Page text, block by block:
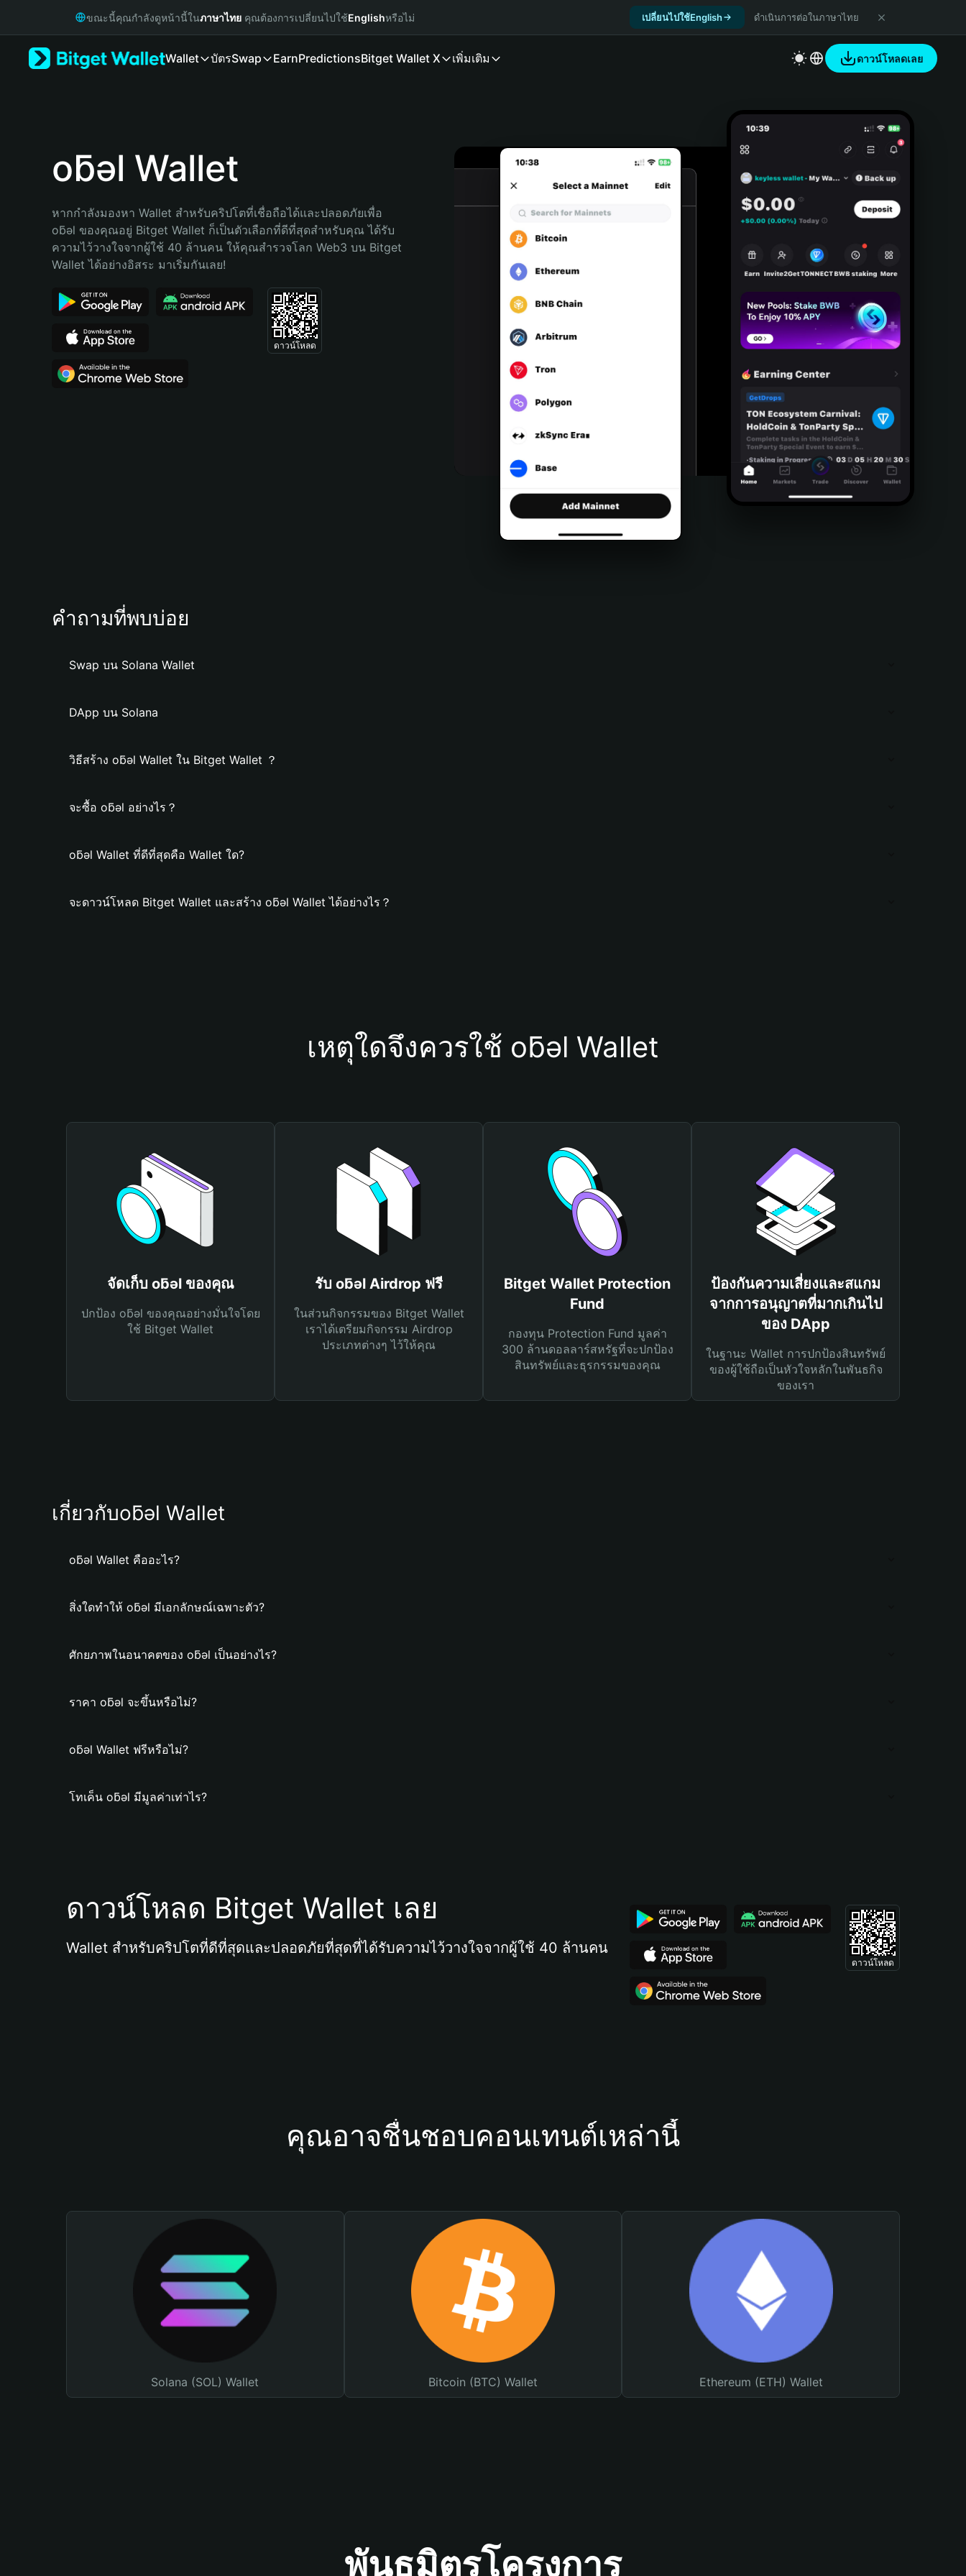
Русский
Bahasa Indonesia
Português (Brasil)
ขณะนี้คุณกำลังดูหน้านี้ในภาษาไทย คุณต้องการเปลี่ยนไปใช้Englishหรือไม่ เปลี่ยนไปใช้English ดำเนินการต่อในภาษาไทย
Wallet บัตรSwap EarnPredictionsBitget Wallet X เพิ่มเติม ดาวน์โหลดเลย
oƃǝl Wallet
หากกำลังมองหา Wallet สำหรับคริปโตที่เชื่อถือได้และปลอดภัยเพื่อ
oƃǝl ของคุณอยู่ Bitget Wallet ก็เป็นตัวเลือกที่ดีที่สุดสำหรับคุณ ได้รับ
ความไว้วางใจจากผู้ใช้ 40 ล้านคน ให้คุณสำรวจโลก Web3 บน Bitget
Wallet ได้อย่างอิสระ มาเริ่มกันเลย!
ดาวน์โหลด
คำถามที่พบบ่อย
Swap บน Solana Wallet
DApp บน Solana
วิธีสร้าง oƃǝl Wallet ใน Bitget Wallet ？
จะซื้อ oƃǝl อย่างไร？
oƃǝl Wallet ที่ดีที่สุดคือ Wallet ใด?
จะดาวน์โหลด Bitget Wallet และสร้าง oƃǝl Wallet ได้อย่างไร？
เหตุใดจึงควรใช้ oƃǝl Wallet
จัดเก็บ oƃǝl ของคุณ
ปกป้อง oƃǝl ของคุณอย่างมั่นใจโดย
ใช้ Bitget Wallet
รับ oƃǝl Airdrop ฟรี
ในส่วนกิจกรรมของ Bitget Wallet
เราได้เตรียมกิจกรรม Airdrop
ประเภทต่างๆ ไว้ให้คุณ
Bitget Wallet Protection
Fund
กองทุน Protection Fund มูลค่า
300 ล้านดอลลาร์สหรัฐที่จะปกป้อง
สินทรัพย์และธุรกรรมของคุณ
ป้องกันความเสี่ยงและสแกม
จากการอนุญาตที่มากเกินไป
ของ DApp
ในฐานะ Wallet การปกป้องสินทรัพย์
ของผู้ใช้ถือเป็นหัวใจหลักในพันธกิจ
ของเรา
เกี่ยวกับoƃǝl Wallet
oƃǝl Wallet คืออะไร?
สิ่งใดทำให้ oƃǝl มีเอกลักษณ์เฉพาะตัว?
ศักยภาพในอนาคตของ oƃǝl เป็นอย่างไร?
ราคา oƃǝl จะขึ้นหรือไม่?
oƃǝl Wallet ฟรีหรือไม่?
โทเค็น oƃǝl มีมูลค่าเท่าไร?
ดาวน์โหลด Bitget Wallet เลย
Wallet สำหรับคริปโตที่ดีที่สุดและปลอดภัยที่สุดที่ได้รับความไว้วางใจจากผู้ใช้ 40 ล้านคน
ดาวน์โหลด
คุณอาจชื่นชอบคอนเทนต์เหล่านี้
Solana (SOL) Wallet Bitcoin (BTC) Wallet Ethereum (ETH) Wallet
พันธมิตรโครงการ